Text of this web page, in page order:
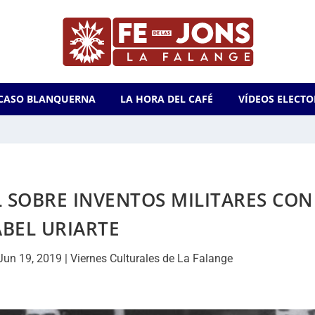
BLANQUERNA LA HORA DEL CAFÉ VÍDEOS
INVENTOS MILITARES CON
URIARTE
19, 2019 | Viernes Culturales de La Falange